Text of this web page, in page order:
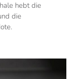
hebt die
die